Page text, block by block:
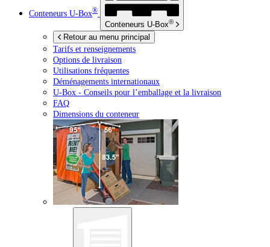
Conteneurs U-Box®
Conteneurs U-Box®
Retour au menu principal
Tarifs et renseignements
Options de livraison
Utilisations fréquentes
Déménagements internationaux
U-Box - Conseils pour l’emballage et la livraison
FAQ
Dimensions du conteneur